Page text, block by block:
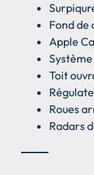
Fond de
Apple
Toit
Roues
Radars